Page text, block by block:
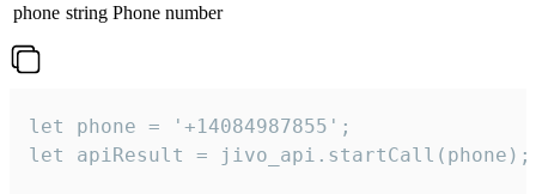
phone string Phone number
let phone = '+14084987855';
let apiResult = jivo_api.startCall(phone);